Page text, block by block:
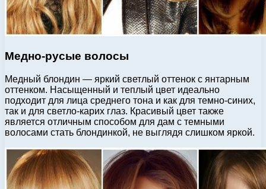
Медно-русые волосы
Медный блондин — яркий светлый оттенок с янтарным
оттенком. Насыщенный и теплый цвет идеально
подходит для лица среднего тона и как для темно-синих,
так и для светло-карих глаз. Красивый цвет также
является отличным способом для дам с темными
волосами стать блондинкой, не выглядя слишком яркой.